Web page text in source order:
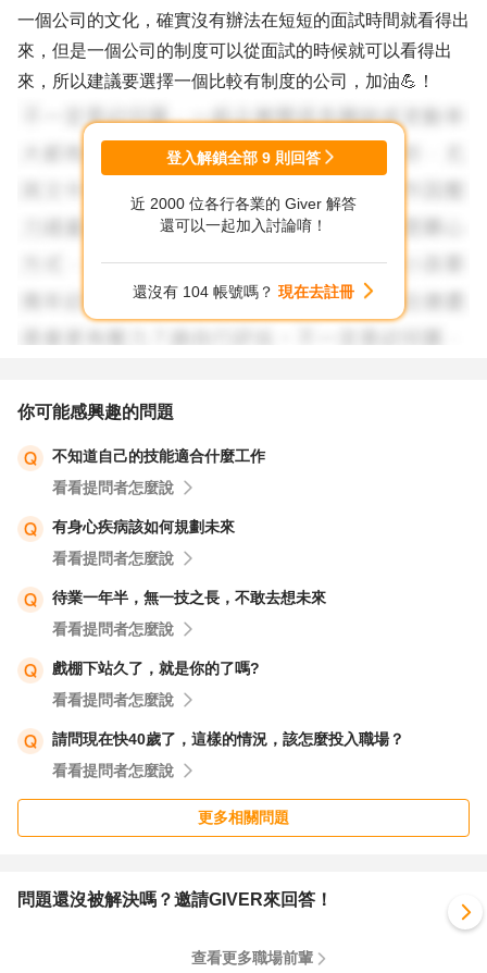
一個公司的文化，確實沒有辦法在短短的面試時間就看得出
來，但是一個公司的制度可以從面試的時候就可以看得出
來，所以建議要選擇一個比較有制度的公司，加油💪！
登入解鎖全部 9 則回答
近 2000 位各行各業的 Giver 解答
還可以一起加入討論唷！
還沒有 104 帳號嗎？ 現在去註冊
你可能感興趣的問題
不知道自己的技能適合什麼工作
看看提問者怎麼說
有身心疾病該如何規劃未來
看看提問者怎麼說
待業一年半，無一技之長，不敢去想未來
看看提問者怎麼說
戲棚下站久了，就是你的了嗎?
看看提問者怎麼說
請問現在快40歲了，這樣的情況，該怎麼投入職場？
看看提問者怎麼說
更多相關問題
問題還沒被解決嗎？邀請GIVER來回答！
查看更多職場前輩